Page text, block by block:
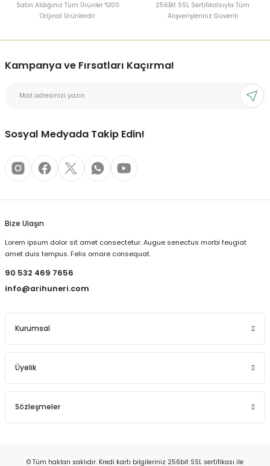
Satın Aldığınız Tüm Ürünler %100
Orijinal Ürünlerdir
256Bit SSL Sertifikalsıyla Tüm
Alışverişleriniz Güvenli
Kampanya ve Fırsatları Kaçırma!
Sosyal Medyada Takip Edin!
Bize Ulaşın
Lorem ipsum dolor sit amet consectetur. Augue senectus morbi feugiat
amet duis tempus. Felis ornare consequat.
90 532 469 7656
info@arihuneri.com
Kurumsal
Üyelik
Sözleşmeler
© Tüm hakları saklıdır. Kredi kartı bilgileriniz 256bit SSL sertifikası ile